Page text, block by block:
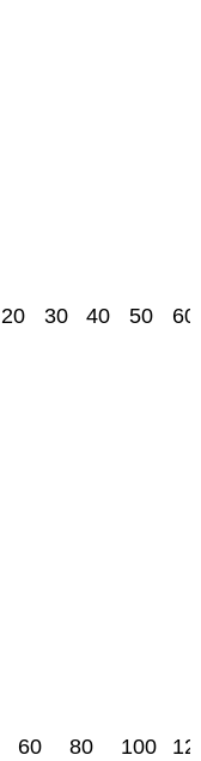
20 30 40 50 60
60 80 100